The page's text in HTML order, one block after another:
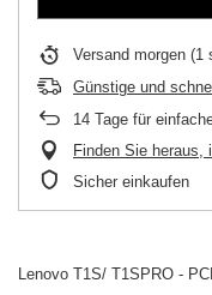
Versand morgen (1
Günstige und
14 Tage für
Finden Sie
Sicher einkaufen
Lenovo T1S/ T1SPRO -